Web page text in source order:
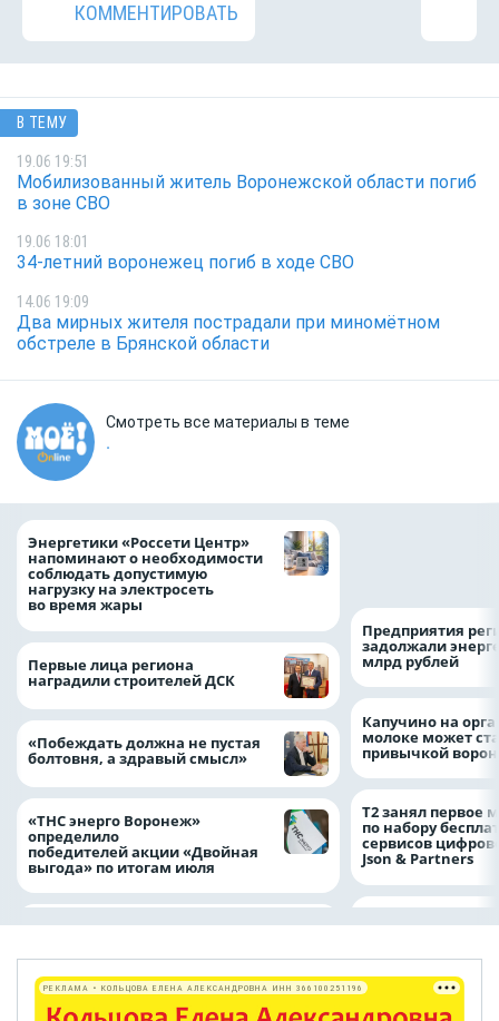
КОММЕНТИРОВАТЬ
В ТЕМУ
19.06 19:51
Мобилизованный житель Воронежской области погиб
в зоне СВО
19.06 18:01
34-летний воронежец погиб в ходе СВО
14.06 19:09
Два мирных жителя пострадали при миномётном
обстреле в Брянской области
Смотреть все материалы в теме
.
Энергетики «Россети Центр»
напоминают о необходимости
соблюдать допустимую
нагрузку на электросеть
во время жары
Первые лица региона
наградили строителей ДСК
«Побеждать должна не пустая
болтовня, а здравый смысл»
«ТНС энерго Воронеж»
определило
победителей акции «Двойная
выгода» по итогам июля
Предприятия
задолжали
млрд рублей
Капучино на
молоке может
привычкой
Т2 занял первое
по набору
сервисов
Json & Partners
РЕКЛАМА • КОЛЬЦОВА ЕЛЕНА АЛЕКСАНДРОВНА ИНН 366100251196